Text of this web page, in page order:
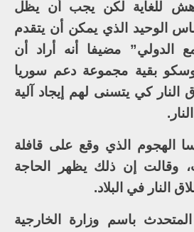
هش للغاية لكن يجب أن يظل
الوحيد الذي يمكن أن يتقدم
الدولي” مضيفا أنه أراد أن
بقية مجموعة دعم سوريا
كي يتسنى لهم إيجاد آلية
الهجوم الذي وقع على قافلة
إن ذلك يظهر الحاجة
النار في البلاد.
باسم وزارة الخارجية